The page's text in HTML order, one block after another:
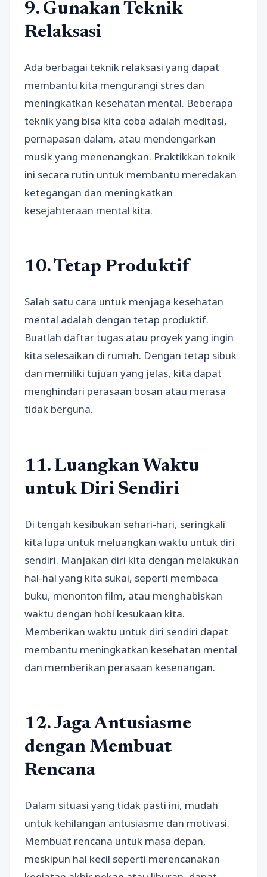
9. Gunakan Teknik
Relaksasi
Ada berbagai teknik relaksasi yang dapat
membantu kita mengurangi stres dan
meningkatkan kesehatan mental. Beberapa
teknik yang bisa kita coba adalah meditasi,
pernapasan dalam, atau mendengarkan
musik yang menenangkan. Praktikkan teknik
ini secara rutin untuk membantu meredakan
ketegangan dan meningkatkan
kesejahteraan mental kita.
10. Tetap Produktif
Salah satu cara untuk menjaga kesehatan
mental adalah dengan tetap produktif.
Buatlah daftar tugas atau proyek yang ingin
kita selesaikan di rumah. Dengan tetap sibuk
dan memiliki tujuan yang jelas, kita dapat
menghindari perasaan bosan atau merasa
tidak berguna.
11. Luangkan Waktu
untuk Diri Sendiri
Di tengah kesibukan sehari-hari, seringkali
kita lupa untuk meluangkan waktu untuk diri
sendiri. Manjakan diri kita dengan melakukan
hal-hal yang kita sukai, seperti membaca
buku, menonton film, atau menghabiskan
waktu dengan hobi kesukaan kita.
Memberikan waktu untuk diri sendiri dapat
membantu meningkatkan kesehatan mental
dan memberikan perasaan kesenangan.
12. Jaga Antusiasme
dengan Membuat
Rencana
Dalam situasi yang tidak pasti ini, mudah
untuk kehilangan antusiasme dan motivasi.
Membuat rencana untuk masa depan,
meskipun hal kecil seperti merencanakan